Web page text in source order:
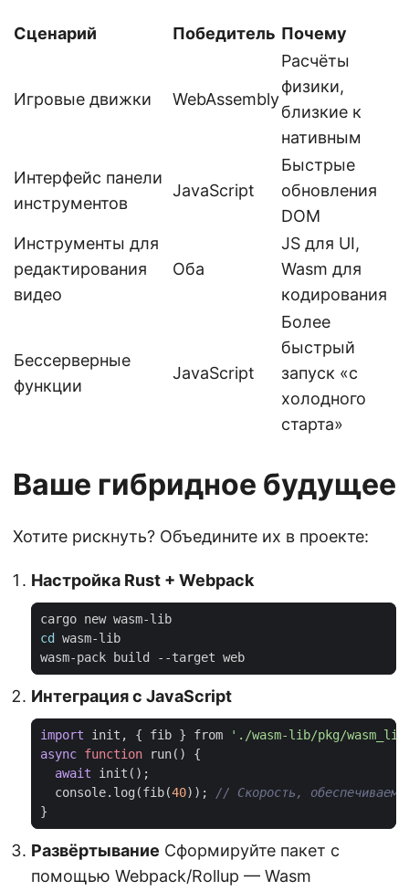
Сценарий Победитель Почему
Игровые движки WebAssembly
Расчёты
физики,
близкие к
нативным
Интерфейс панели
инструментов
JavaScript
Быстрые
обновления
DOM
Инструменты для
редактирования
видео
Оба
JS для UI,
Wasm для
кодирования
Бессерверные
функции
JavaScript
Более
быстрый
запуск «с
холодного
старта»
Ваше гибридное будущее
Хотите рискнуть? Объедините их в проекте:
Настройка Rust + Webpack
cd
Интеграция с JavaScript
import init , { fib } from
'./wasm-lib/pkg/
async function run()
{
await
init ();
console. log (fib(40));
}
Развёртывание Сформируйте пакет с
помощью Webpack/Rollup — Wasm